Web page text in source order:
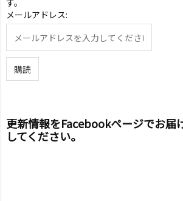
メールアドレス:
更新情報をFacebookページでお届
してください。